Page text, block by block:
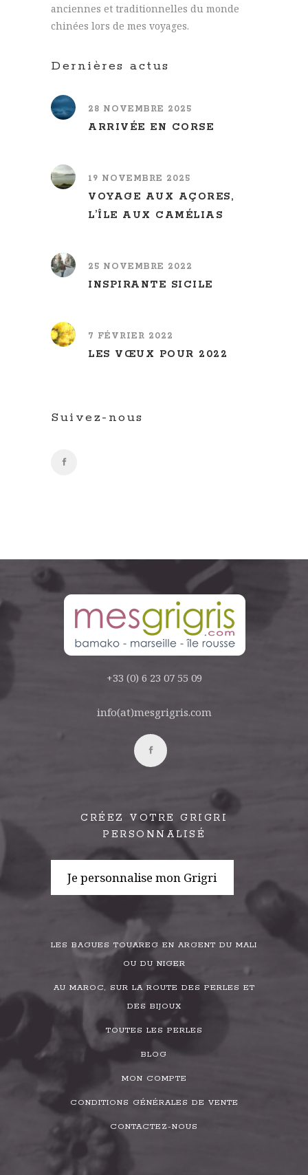
anciennes et traditionnelles du monde
chinées lors de mes voyages.
Dernières actus
28 NOVEMBRE 2025
ARRIVÉE EN CORSE
19 NOVEMBRE 2025
VOYAGE AUX AÇORES,
L’ÎLE AUX CAMÉLIAS
25 NOVEMBRE 2022
INSPIRANTE SICILE
7 FÉVRIER 2022
LES VŒUX POUR 2022
Suivez-nous
+33 (0) 6 23 07 55 09
info(at)mesgrigris.com
CRÉEZ VOTRE GRIGRI
PERSONNALISÉ
Je personnalise mon Grigri
LES BAGUES TOUAREG EN ARGENT DU MALI
OU DU NIGER
AU MAROC, SUR LA ROUTE DES PERLES ET
DES BIJOUX
TOUTES LES PERLES
BLOG
MON COMPTE
CONDITIONS GÉNÉRALES DE VENTE
CONTACTEZ-NOUS